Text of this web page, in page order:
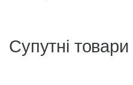
Супутні товари